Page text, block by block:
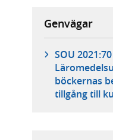
Genvägar
SOU 2021:70
böckernas
tillgång till